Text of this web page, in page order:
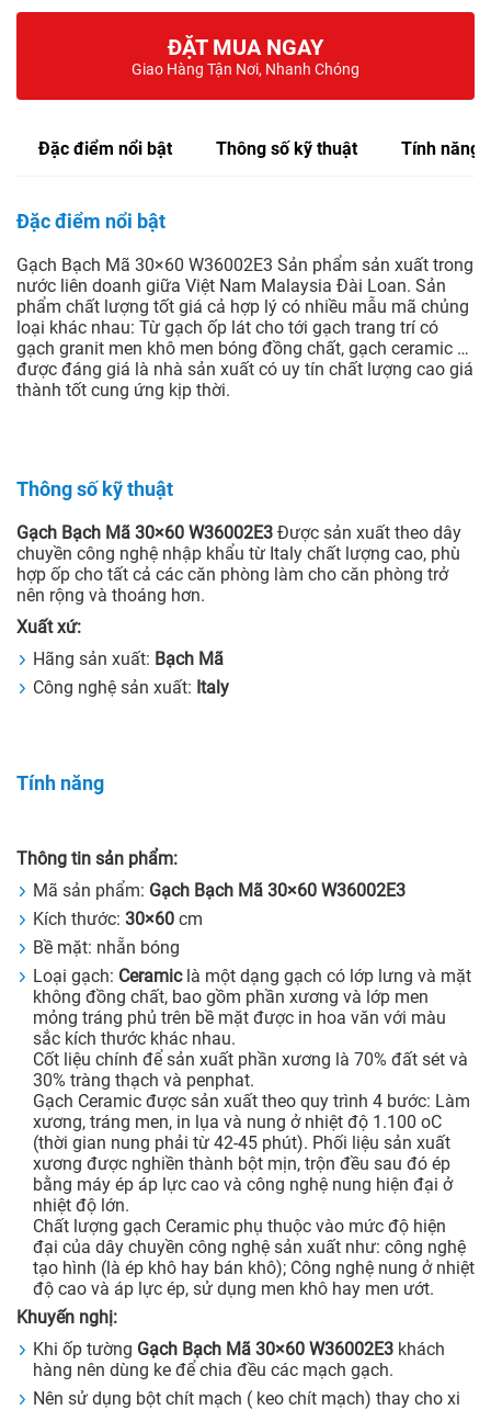
ĐẶT MUA NGAY
Giao Hàng Tận Nơi, Nhanh Chóng
Đặc điểm nổi bật Thông số kỹ thuật Tính năng
Đặc điểm nổi bật
Gạch Bạch Mã 30×60 W36002E3 Sản phẩm sản xuất trong
nước liên doanh giữa Việt Nam Malaysia Đài Loan. Sản
phẩm chất lượng tốt giá cả hợp lý có nhiều mẫu mã chủng
loại khác nhau: Từ gạch ốp lát cho tới gạch trang trí có
gạch granit men khô men bóng đồng chất, gạch ceramic …
được đáng giá là nhà sản xuất có uy tín chất lượng cao giá
thành tốt cung ứng kịp thời.
Thông số kỹ thuật
Gạch Bạch Mã 30×60 W36002E3 Được sản xuất theo dây
chuyền công nghệ nhập khẩu từ Italy chất lượng cao, phù
hợp ốp cho tất cả các căn phòng làm cho căn phòng trở
nên rộng và thoáng hơn.
Xuất xứ:
Hãng sản xuất: Bạch Mã
Công nghệ sản xuất: Italy
Tính năng
Thông tin sản phẩm:
Mã sản phẩm: Gạch Bạch Mã 30×60 W36002E3
Kích thước: 30×60 cm
Bề mặt: nhẵn bóng
Loại gạch: Ceramiclà một dạng gạch có lớp lưng và mặt
không đồng chất, bao gồm phần xương và lớp men
mỏng tráng phủ trên bề mặt được in hoa văn với màu
sắc kích thước khác nhau.
Cốt liệu chính để sản xuất phần xương là 70% đất sét và
30% tràng thạch và penphat.
Gạch Ceramic được sản xuất theo quy trình 4 bước: Làm
xương, tráng men, in lụa và nung ở nhiệt độ 1.100 oC
(thời gian nung phải từ 42-45 phút). Phối liệu sản xuất
xương được nghiền thành bột mịn, trộn đều sau đó ép
bằng máy ép áp lực cao và công nghệ nung hiện đại ở
nhiệt độ lớn.
Chất lượng gạch Ceramic phụ thuộc vào mức độ hiện
đại của dây chuyền công nghệ sản xuất như: công nghệ
tạo hình (là ép khô hay bán khô); Công nghệ nung ở nhiệt
độ cao và áp lực ép, sử dụng men khô hay men ướt.
Khuyến nghị:
Khi ốp tường Gạch Bạch Mã 30×60 W36002E3 khách
hàng nên dùng ke để chia đều các mạch gạch.
Nên sử dụng bột chít mạch ( keo chít mạch) thay cho xi